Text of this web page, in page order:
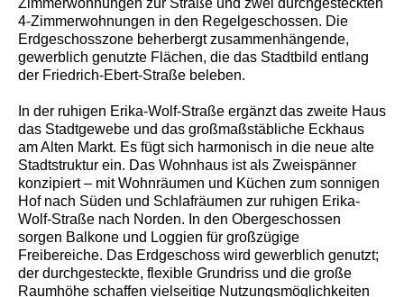
Zimmerwohnungen zur Straße und zwei durchgesteckten
4-Zimmerwohnungen in den Regelgeschossen. Die
Erdgeschosszone beherbergt zusammenhängende,
gewerblich genutzte Flächen, die das Stadtbild entlang
der Friedrich-Ebert-Straße beleben.
In der ruhigen Erika-Wolf-Straße ergänzt das zweite Haus
das Stadtgewebe und das großmaßstäbliche Eckhaus
am Alten Markt. Es fügt sich harmonisch in die neue alte
Stadtstruktur ein. Das Wohnhaus ist als Zweispänner
konzipiert – mit Wohnräumen und Küchen zum sonnigen
Hof nach Süden und Schlafräumen zur ruhigen Erika-
Wolf-Straße nach Norden. In den Obergeschossen
sorgen Balkone und Loggien für großzügige
Freibereiche. Das Erdgeschoss wird gewerblich genutzt;
der durchgesteckte, flexible Grundriss und die große
Raumhöhe schaffen vielseitige Nutzungsmöglichkeiten